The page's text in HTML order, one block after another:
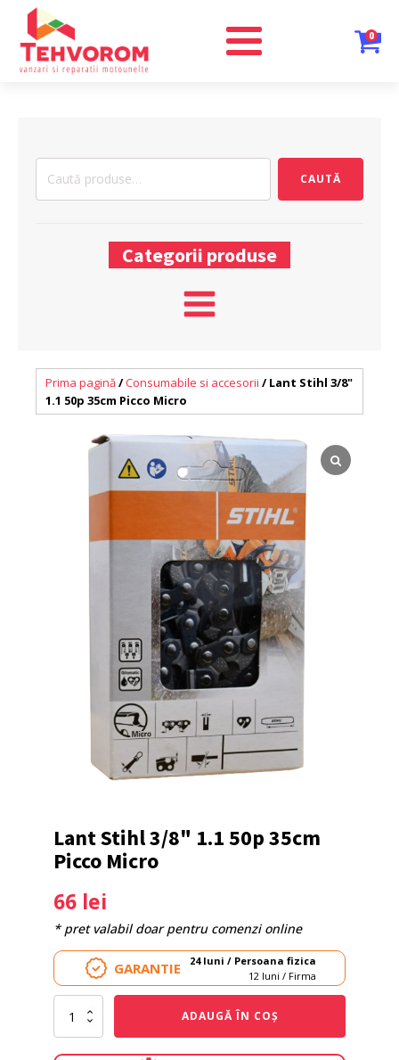
0
Caută
CAUTĂ
Categorii produse
Prima pagină/Consumabile si accesorii / Lant Stihl 3/8"
1.1 50p 35cm Picco Micro
Lant Stihl 3/8" 1.1 50p 35cm
Picco Micro
66 lei
* pret valabil doar pentru comenzi online
GARANTIE
24 luni / Persoana fizica
12 luni / Firma
Cantitate
ADAUGĂ ÎN COȘ